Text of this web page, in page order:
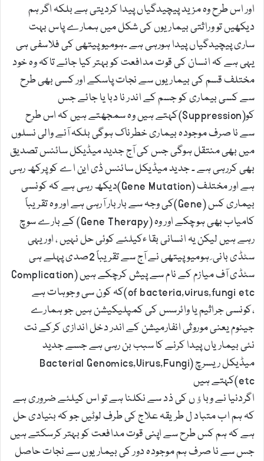
اور اس طرح وہ مزید پیچیدگیاں پیدا کردیتی ہے بلکہ اگر ہم
دیکھیں تو وراثتی بیماریوں کی شکل میں ہمارے پاس بہت
ساری پیچیدگیاں پیدا ہورہی ہے ۔ہومیو پیتھی کی فلاسفی ہی
یہی ہے کہ انسان کی قوت مدافعت کو بہتر کیا جائے تاکہ وہ خود
مختلف قسم کی بیماریوں سے نجات پاسکے اور کسی بھی طرح
سے کسی بیماری کو جسم کے اندر نا دبا یا جائے جس
کو(Suppression)کہتے ہیں وہ سمجھتے ہیں کہ اس طرح
سے نا صرف موجودہ بیماری خطرناک ہوگی بلکہ آنے والی نسلوں
میں بھی منتقل ہوگی جس کی آج جدید میڈیکل سائنس تصدیق
بھی کررہی ہے ۔ جدید میڈیکل سائنس ڈی این اے کو پرکھ رہی
ہے اور مختلف (Gene Mutation)دیکھ رہی ہے کہ کونسی
بیماری کس (Gene)کی وجہ سے بار بار آرہی ہے اور وہ تقریباً
کامیاب بھی ہوچکے اور وہ (Gene Therapy) کے بارے سوچ
رہے ہیں لیکن یہ انسانی بقا ءکیلئے کوئی حل نہیں ، اوریہی
سٹڈی بانی ِ ہومیوپیتھی نے آج سے تقریباً 2صدی پہلے ہی
سٹڈی آف میازم کے نام سے پیش کرچکے ہیں (Complication
of bacteria,virus,fungi etc)کہ کون سی وجوہات ہے
،کونسی جراثیم یا وائرسس کی کمپلیکیشن ہیں جو ہمارے
جینوم یعنی موروثی انفارمیشن کے اندر دخل اندازی کرکے نت
نئی بیماریاں پیدا کرنے کا سبب بن رہی ہے جسے جدید
میڈیکل ریسرچ (Bacterial Genomics,Virus,Fungi
etc)کہتے ہیں
اگردنیا نے وباﺅں کی ذد سے نکلنا ہے تو اس کیلئے ضروری ہے
کہ ہم اب متباد ل طریقہ علاج کی طرف لوٹیں جو کہ بنیادی حل
ہے کہ ہم کس طرح سے اپنی قوت مدافعت کو بہتر کرسکتے ہیں
جس سے نا صرف ہم موجودہ دور کی بیماریوں سے نجات حاصل